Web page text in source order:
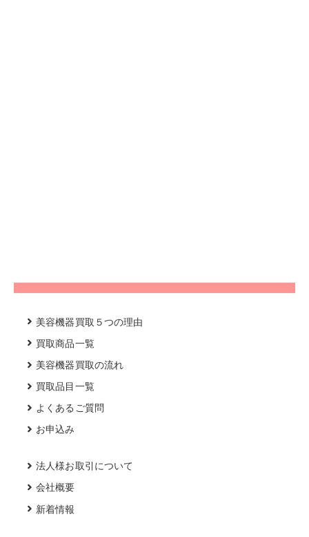
美容機器買取５つの理由
買取商品一覧
美容機器買取の流れ
買取品目一覧
よくあるご質問
お申込み
法人様お取引について
会社概要
新着情報